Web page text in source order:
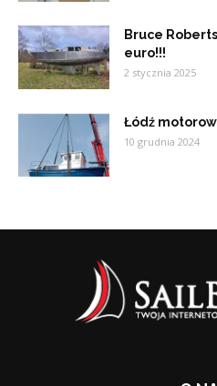
Bruce
euro!!!
2 stycznia 2025
Łódź
10 grudnia 2024